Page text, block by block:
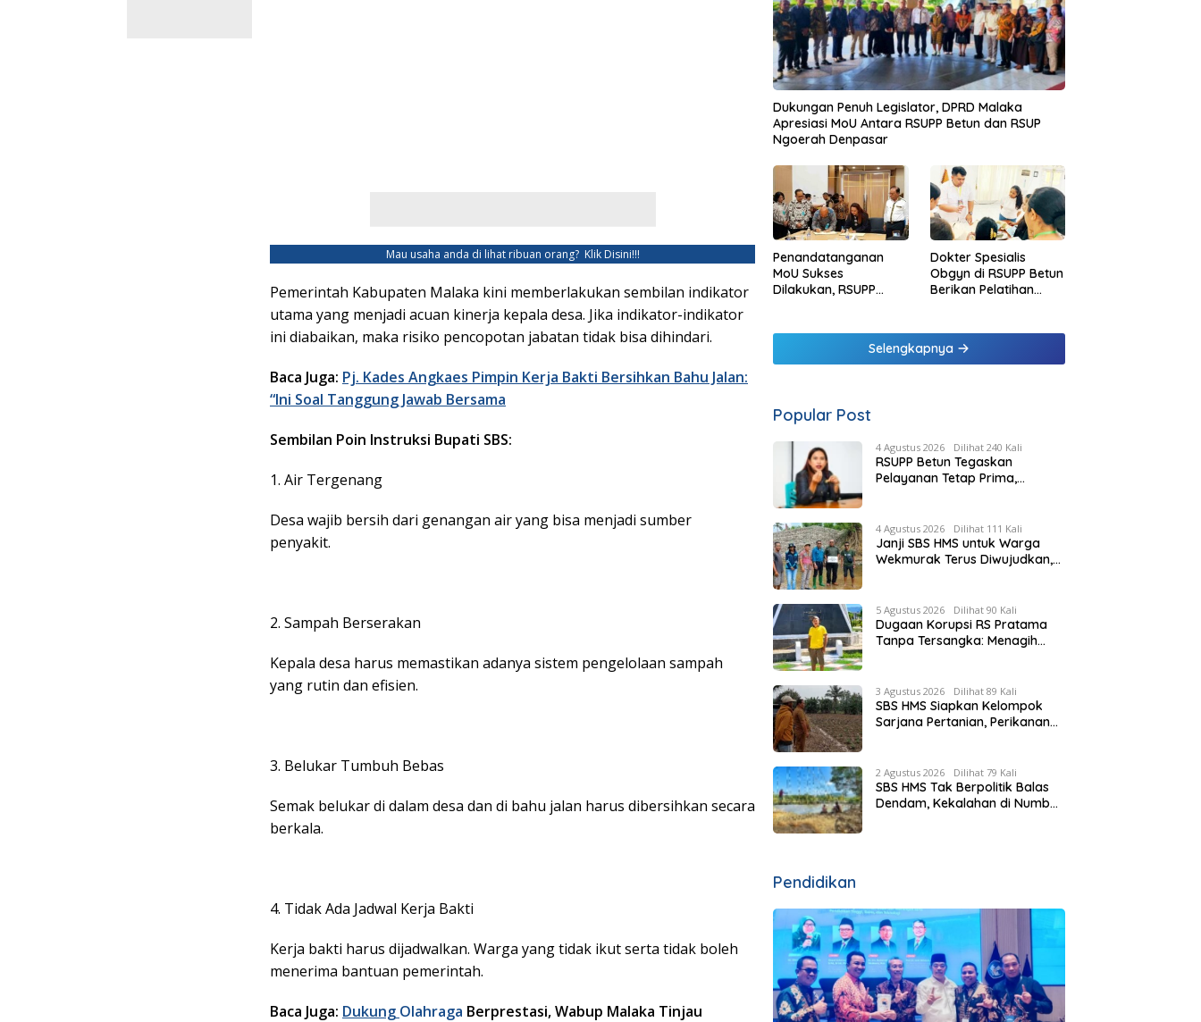
Mau usaha anda di lihat ribuan orang?Klik Disini!!!
Pemerintah Kabupaten Malaka kini memberlakukan sembilan indikator
utama yang menjadi acuan kinerja kepala desa. Jika indikator-indikator
ini diabaikan, maka risiko pencopotan jabatan tidak bisa dihindari.
Baca Juga: Pj. Kades Angkaes Pimpin Kerja Bakti Bersihkan Bahu Jalan:
“Ini Soal Tanggung Jawab Bersama
Sembilan Poin Instruksi Bupati SBS:
1. Air Tergenang
Desa wajib bersih dari genangan air yang bisa menjadi sumber
penyakit.
2. Sampah Berserakan
Kepala desa harus memastikan adanya sistem pengelolaan sampah
yang rutin dan efisien.
3. Belukar Tumbuh Bebas
Semak belukar di dalam desa dan di bahu jalan harus dibersihkan secara
berkala.
4. Tidak Ada Jadwal Kerja Bakti
Kerja bakti harus dijadwalkan. Warga yang tidak ikut serta tidak boleh
menerima bantuan pemerintah.
Baca Juga: Dukung Olahraga Berprestasi, Wabup Malaka Tinjau
Dukungan Penuh Legislator, DPRD Malaka
Apresiasi MoU Antara RSUPP Betun dan RSUP
Ngoerah Denpasar
Penandatanganan
MoU Sukses
Dilakukan, RSUPP
Ngoerah
Dokter Spesialis
Obgyn di RSUPP Betun
Berikan Pelatihan
Persalinan Bagi
Tenaga Kesehatan di
Selengkapnya
Popular Post
4 Agustus 2026 Dilihat 240 Kali
RSUPP Betun Tegaskan
Pelayanan Tetap Prima,
Penuhnya ICU RS Tujuan
4 Agustus 2026 Dilihat 111 Kali
Janji SBS HMS untuk Warga
Wekmurak Terus Diwujudkan,
Rp4,57 Miliar
5 Agustus 2026 Dilihat 90 Kali
Dugaan Korupsi RS Pratama
Tanpa Tersangka: Menagih
3 Agustus 2026 Dilihat 89 Kali
SBS HMS Siapkan Kelompok
Sarjana Pertanian, Perikanan
Modal
2 Agustus 2026 Dilihat 79 Kali
SBS HMS Tak Berpolitik Balas
Dendam, Kekalahan di Numbei
Pendidikan